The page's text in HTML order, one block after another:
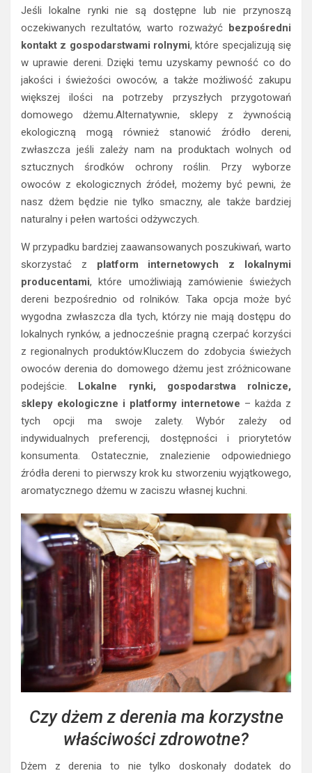
Jeśli lokalne rynki nie są dostępne lub nie przynoszą
oczekiwanych rezultatów, warto rozważyć bezpośredni
kontakt z gospodarstwami rolnymi, które specjalizują się
w uprawie dereni. Dzięki temu uzyskamy pewność co do
jakości i świeżości owoców, a także możliwość zakupu
większej ilości na potrzeby przyszłych przygotowań
domowego dżemu.Alternatywnie, sklepy z żywnością
ekologiczną mogą również stanowić źródło dereni,
zwłaszcza jeśli zależy nam na produktach wolnych od
sztucznych środków ochrony roślin. Przy wyborze
owoców z ekologicznych źródeł, możemy być pewni, że
nasz dżem będzie nie tylko smaczny, ale także bardziej
naturalny i pełen wartości odżywczych.
W przypadku bardziej zaawansowanych poszukiwań, warto
skorzystać z platform internetowych z lokalnymi
producentami, które umożliwiają zamówienie świeżych
dereni bezpośrednio od rolników. Taka opcja może być
wygodna zwłaszcza dla tych, którzy nie mają dostępu do
lokalnych rynków, a jednocześnie pragną czerpać korzyści
z regionalnych produktów.Kluczem do zdobycia świeżych
owoców derenia do domowego dżemu jest zróżnicowane
podejście. Lokalne rynki, gospodarstwa rolnicze,
sklepy ekologiczne i platformy internetowe – każda z
tych opcji ma swoje zalety. Wybór zależy od
indywidualnych preferencji, dostępności i priorytetów
konsumenta. Ostatecznie, znalezienie odpowiedniego
źródła dereni to pierwszy krok ku stworzeniu wyjątkowego,
aromatycznego dżemu w zaciszu własnej kuchni.
Czy dżem z derenia ma korzystne
właściwości zdrowotne?
Dżem z derenia to nie tylko doskonały dodatek do